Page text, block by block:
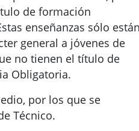
de formación
enseñanzas sólo
general a jóvenes de
no tienen el título de
Obligatoria.
por los que se
Técnico.